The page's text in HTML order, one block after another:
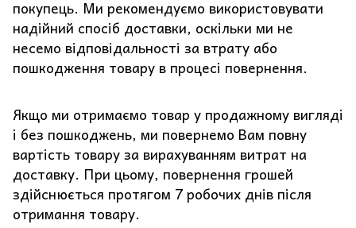
покупець. Ми рекомендуємо використовувати
надійний спосіб доставки, оскільки ми не
несемо відповідальності за втрату або
пошкодження товару в процесі повернення.
Якщо ми отримаємо товар у продажному вигляді
і без пошкоджень, ми повернемо Вам повну
вартість товару за вирахуванням витрат на
доставку. При цьому, повернення грошей
здійснюється протягом 7 робочих днів після
отримання товару.